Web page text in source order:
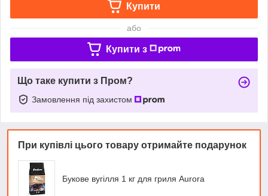
Купити
або
Купити з
Що таке купити з Пром?
Замовлення під захистом
При купівлі цього товару отримайте подарунок
Букове вугілля 1 кг для гриля Aurora